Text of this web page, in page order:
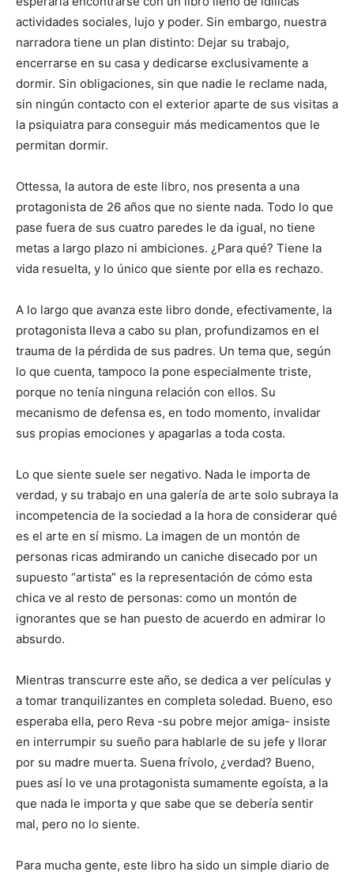
actividades sociales, lujo y poder. Sin embargo, nuestra
narradora tiene un plan distinto: Dejar su trabajo,
encerrarse en su casa y dedicarse exclusivamente a
dormir. Sin obligaciones, sin que nadie le reclame nada,
sin ningún contacto con el exterior aparte de sus visitas a
la psiquiatra para conseguir más medicamentos que le
permitan dormir.
Ottessa, la autora de este libro, nos presenta a una
protagonista de 26 años que no siente nada. Todo lo que
pase fuera de sus cuatro paredes le da igual, no tiene
metas a largo plazo ni ambiciones. ¿Para qué? Tiene la
vida resuelta, y lo único que siente por ella es rechazo.
A lo largo que avanza este libro donde, efectivamente, la
protagonista lleva a cabo su plan, profundizamos en el
trauma de la pérdida de sus padres. Un tema que, según
lo que cuenta, tampoco la pone especialmente triste,
porque no tenía ninguna relación con ellos. Su
mecanismo de defensa es, en todo momento, invalidar
sus propias emociones y apagarlas a toda costa.
Lo que siente suele ser negativo. Nada le importa de
verdad, y su trabajo en una galería de arte solo subraya la
incompetencia de la sociedad a la hora de considerar qué
es el arte en sí mismo. La imagen de un montón de
personas ricas admirando un caniche disecado por un
supuesto “artista” es la representación de cómo esta
chica ve al resto de personas: como un montón de
ignorantes que se han puesto de acuerdo en admirar lo
absurdo.
Mientras transcurre este año, se dedica a ver películas y
a tomar tranquilizantes en completa soledad. Bueno, eso
esperaba ella, pero Reva -su pobre mejor amiga- insiste
en interrumpir su sueño para hablarle de su jefe y llorar
por su madre muerta. Suena frívolo, ¿verdad? Bueno,
pues así lo ve una protagonista sumamente egoísta, a la
que nada le importa y que sabe que se debería sentir
mal, pero no lo siente.
Para mucha gente, este libro ha sido un simple diario de